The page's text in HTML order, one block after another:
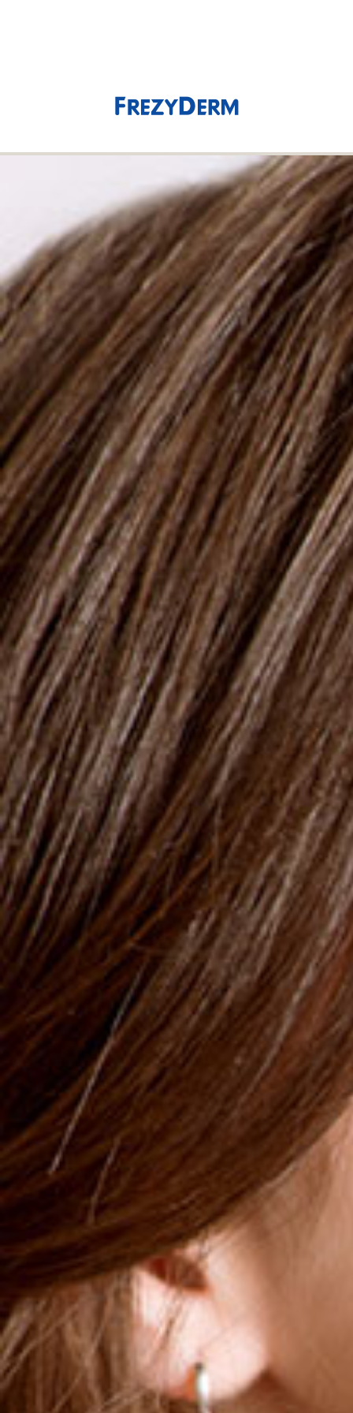
300ml
Babyshampoo
BABY SHAMPOO
Mit dem pH-Wert von 7,1 verursacht es keine Tränen und
kein Ziepen.
Ohne Farbstoffe
SKU : 422124
Das extra-milde Baby-Shampoo ist für die tägliche
Anwendung geeignet. Seine milde Formel bewahrt den
natürlichen Feuchtigkeitsgehalt von Haar und Haut. Es
brennt nicht in den Augen und ziept nicht. Die
enthaltenen Weizenproteine stärken die Haarstruktur
und sorgen dafür, dass das sich das Haar weich und
geschmeidig anfühlt. Das Kamillenextrakt wirkt
reizlindernd und entzündungshemmend. Es wurde
speziell für die Bedürfnisse der Säuglingshaut entwickelt
und unterstützt die Hautbarriere und den pH-Wert, um
den natürlichen Schutzmantel für die Gesundheit zarter
Babyhaut zu fördern.
Dermatologisch und augenärztlich getestet.
14,99 €
IN DEN WARENKORB
GEEIGNET FÜR